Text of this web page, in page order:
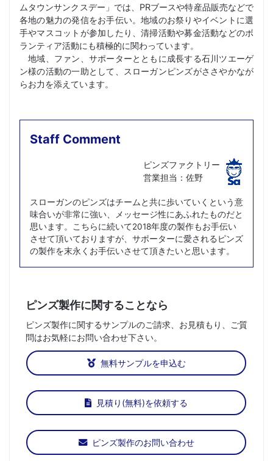
ムタウンサンクスデー」では、PRブースや特産品販売などで
各地の魅力の発信をお手伝い。地域のお祭りやイベントに選
手やマスコットが参加したり、清掃活動や募金活動などのボ
ランティア活動にも積極的に関わっています。
地域、ファン、サポーターとともに成長する石川ツエーゲ
ン様の活動の一助として、スローガンピンズがささやかなが
らお力を添えています。
Staff Comment
ピンズファクトリー
営業担当：佐野
スローガンのピンズはチームと共に歩いていくという意
味合いが非常に強い、メッセージ性にあふれたものだと
思います。こちらに続いて2018年度の製作もお手伝い
させて頂いておりますが、サポーターに愛されるピンズ
の製作を末永くお手伝いさせて頂きたいと思います。
ピンズ製作に関することなら
ピンズ製作に関するサンプルのご請求、お見積もり、ご質
問はお気軽にお問い合わせ下さい。
無料サンプルを申込む
見積り(無料)を依頼する
ピンズ製作のお問い合わせ